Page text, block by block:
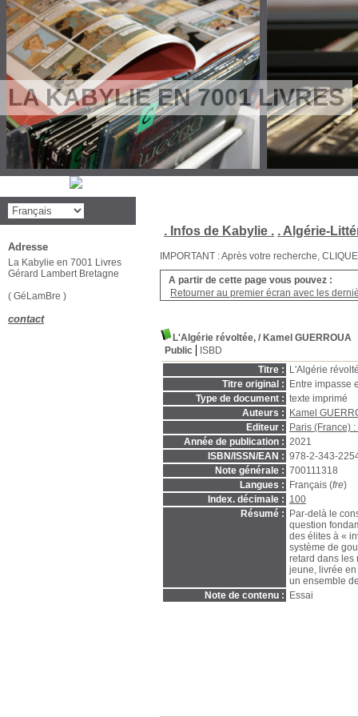
LA KABYLIE EN 7001 LIVRES
. Infos de Kabylie . . Algérie-
IMPORTANT : Après votre recherche,
A partir de cette page vous pouvez :
Retourner au premier écran avec les
L'Algérie révoltée, / Kamel GUERROUA
Public
ISBD
Titre :
L'Algérie
Titre original :
Entre impasse
Type de document : texte imprimé
Auteurs :
Kamel
Editeur :
Paris (France)
Année de publication : 2021
ISBN/ISSN/EAN : 978-2-343-
Note générale : 700111318
Langues :
Français (fre)
Index. décimale : 100
Résumé :
Par-delà le
question
des élites à «
système de
retard dans les
jeune, livrée
un ensemble
Note de contenu :
Essai
Adresse
La Kabylie en 7001 Livres
Gérard Lambert Bretagne
( GéLamBre )
contact